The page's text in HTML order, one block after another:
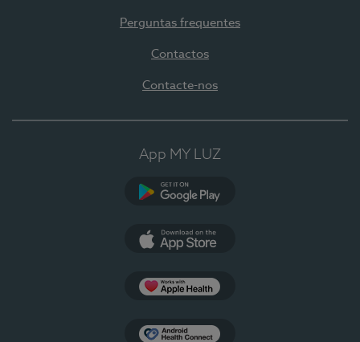
Perguntas frequentes
Contactos
Contacte-nos
App MY LUZ